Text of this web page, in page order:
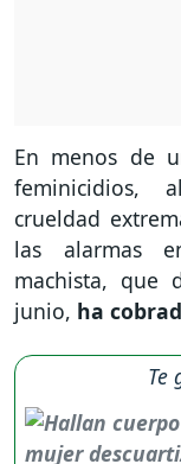
En menos de
feminicidios,
crueldad
las alarmas
machista, que
junio, ha
Te